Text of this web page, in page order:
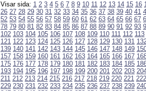
Visar sida: 1 2 3 4 5 6 7 8 9 10 11 12 13 14 15 16
26 27 28 29 30 31 32 33 34 35 36 37 38 39 40 41
52 53 54 55 56 57 58 59 60 61 62 63 64 65 66 67
78 79 80 81 82 83 84 85 86 87 88 89 90 91 92 93
102 103 104 105 106 107 108 109 110 111 112 113
121 122 123 124 125 126 127 128 129 130 131
139 140 141 142 143 144 145 146 147 148 149
157 158 159 160 161 162 163 164 165 166 167
175 176 177 178 179 180 181 182 183 184 185
193 194 195 196 197 198 199 200 201 202 203
211 212 213 214 215 216 217 218 219 220 221 222
229 230 231 232 233 234 235 236 237 238 239